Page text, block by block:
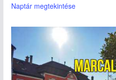
Naptár megtekintése